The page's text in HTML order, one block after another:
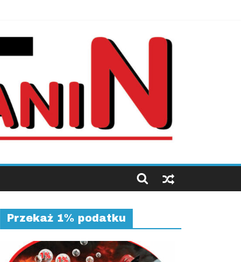
Przekaż 1% podatku